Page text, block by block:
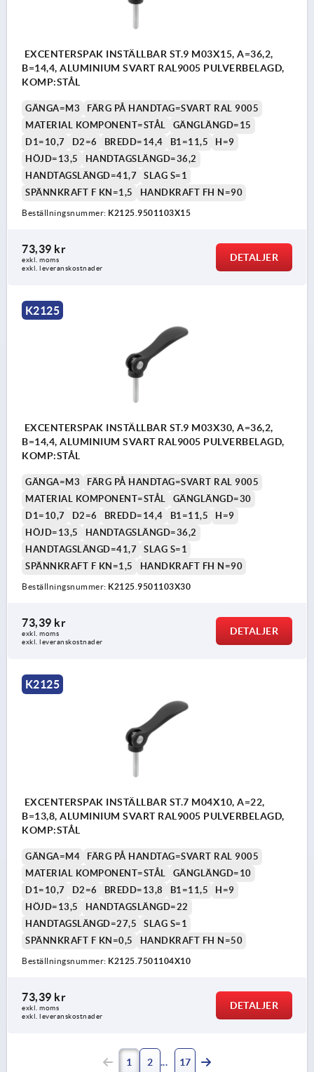
EXCENTERSPAK INSTÄLLBAR ST.9 M03X15, A=36,2,
B=14,4, ALUMINIUM SVART RAL9005 PULVERBELAGD,
KOMP:STÅL
GÄNGA=M3
FÄRG PÅ HANDTAG=SVART RAL 9005
MATERIAL KOMPONENT=STÅL
GÄNGLÄNGD=15
D1=10,7
D2=6 BREDD=14,4 B1=11,5
H=9
HÖJD=13,5
HANDTAGSLÄNGD=36,2
HANDTAGSLÄNGD=41,7
SLAG S=1
SPÄNNKRAFT F KN=1,5
HANDKRAFT FH N=90
Beställningsnummer: K2125.9501103X15
73,39 kr
exkl. moms
exkl. leveranskostnader
DETALJER
K2125
EXCENTERSPAK INSTÄLLBAR ST.9 M03X30, A=36,2,
B=14,4, ALUMINIUM SVART RAL9005 PULVERBELAGD,
KOMP:STÅL
GÄNGA=M3
FÄRG PÅ HANDTAG=SVART RAL 9005
MATERIAL KOMPONENT=STÅL
GÄNGLÄNGD=30
D1=10,7
D2=6 BREDD=14,4 B1=11,5
H=9
HÖJD=13,5
HANDTAGSLÄNGD=36,2
HANDTAGSLÄNGD=41,7
SLAG S=1
SPÄNNKRAFT F KN=1,5
HANDKRAFT FH N=90
Beställningsnummer: K2125.9501103X30
73,39 kr
exkl. moms
exkl. leveranskostnader
DETALJER
K2125
EXCENTERSPAK INSTÄLLBAR ST.7 M04X10, A=22,
B=13,8, ALUMINIUM SVART RAL9005 PULVERBELAGD,
KOMP:STÅL
GÄNGA=M4
FÄRG PÅ HANDTAG=SVART RAL 9005
MATERIAL KOMPONENT=STÅL
GÄNGLÄNGD=10
D1=10,7
D2=6 BREDD=13,8 B1=11,5
H=9
HÖJD=13,5
HANDTAGSLÄNGD=22
HANDTAGSLÄNGD=27,5
SLAG S=1
SPÄNNKRAFT F KN=0,5
HANDKRAFT FH N=50
Beställningsnummer: K2125.7501104X10
73,39 kr
exkl. moms
exkl. leveranskostnader
DETALJER
1 2 17